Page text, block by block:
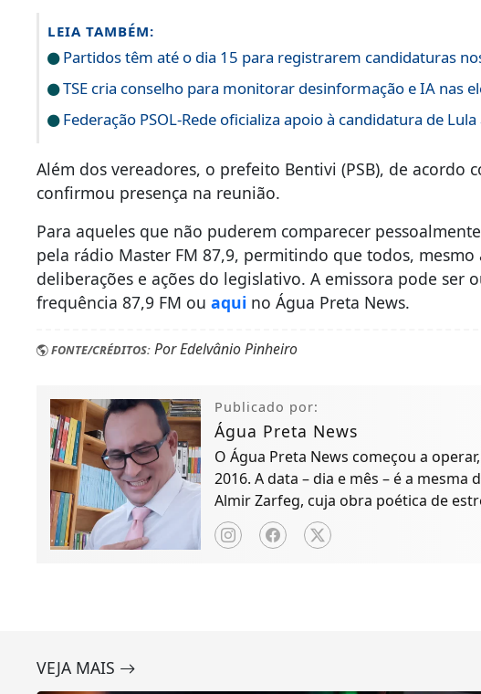
LEIA TAMBÉM:
Partidos têm até o dia 15 para registrarem candidaturas
TSE cria conselho para monitorar desinformação e IA nas
Federação PSOL-Rede oficializa apoio à candidatura de
Além dos vereadores, o prefeito Bentivi (PSB), de acordo
confirmou presença na reunião.
Para aqueles que não puderem comparecer
pela rádio Master FM 87,9, permitindo que todos,
deliberações e ações do legislativo. A emissora pode ser
frequência 87,9 FM ouaqui no Água Preta News.
FONTE/CRÉDITOS: Por Edelvânio Pinheiro
Publicado por:
Água Preta News
O Água Preta News começou a
2016. A data – dia e mês – é a
Almir Zarfeg, cuja obra poética de
de notícias e entretenimento.
VEJA MAIS